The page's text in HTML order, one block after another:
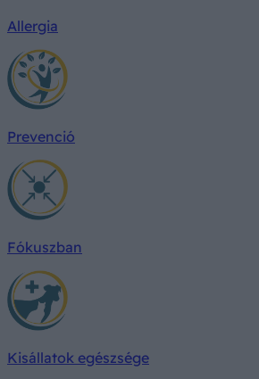
Allergia
Prevenció
Fókuszban
Kisállatok egészsége